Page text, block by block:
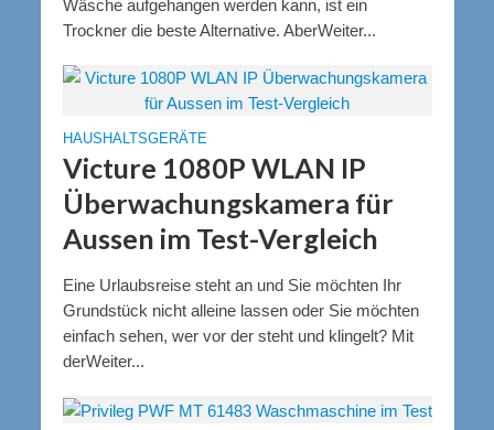
Wäsche aufgehangen werden kann, ist ein
Trockner die beste Alternative. AberWeiter...
HAUSHALTSGERÄTE
Victure 1080P WLAN IP
Überwachungskamera für
Aussen im Test-Vergleich
Eine Urlaubsreise steht an und Sie möchten Ihr
Grundstück nicht alleine lassen oder Sie möchten
einfach sehen, wer vor der steht und klingelt? Mit
derWeiter...